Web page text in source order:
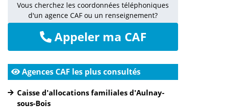
Vous cherchez les coordonnées téléphoniques
d'un agence CAF ou un renseignement?
Appeler ma CAF
Agences CAF les plus consultés
Caisse d'allocations familiales d'Aulnay-
sous-Bois